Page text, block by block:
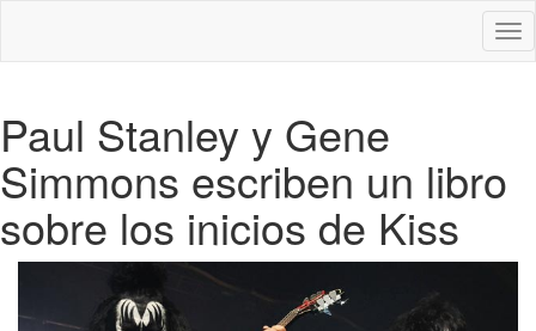
Paul Stanley y Gene
Simmons escriben un libro
sobre los inicios de Kiss